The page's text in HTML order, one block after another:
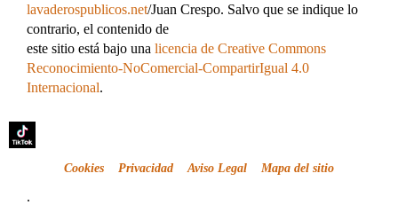
lavaderospublicos.net/Juan Crespo. Salvo que se indique lo
contrario, el contenido de
este sitio está bajo una licencia de Creative Commons
Reconocimiento-NoComercial-CompartirIgual 4.0
Internacional.
Cookies Privacidad Aviso Legal Mapa del sitio
.